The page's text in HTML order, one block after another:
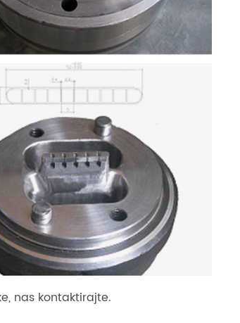
nas kontaktirajte.